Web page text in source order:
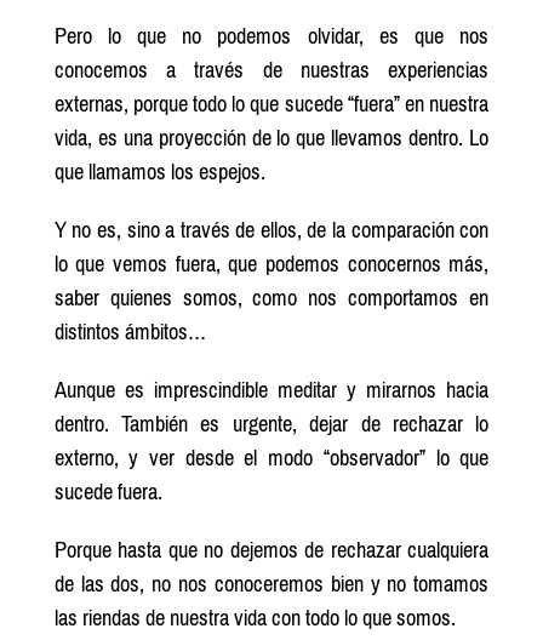
Pero lo que no podemos olvidar, es que nos
conocemos a través de nuestras experiencias
externas, porque todo lo que sucede “fuera” en nuestra
vida, es una proyección de lo que llevamos dentro. Lo
que llamamos los espejos.
Y no es, sino a través de ellos, de la comparación con
lo que vemos fuera, que podemos conocernos más,
saber quienes somos, como nos comportamos en
distintos ámbitos…
Aunque es imprescindible meditar y mirarnos hacia
dentro. También es urgente, dejar de rechazar lo
externo, y ver desde el modo “observador” lo que
sucede fuera.
Porque hasta que no dejemos de rechazar cualquiera
de las dos, no nos conoceremos bien y no tomamos
las riendas de nuestra vida con todo lo que somos.